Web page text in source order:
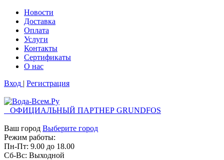
Новости
Доставка
Оплата
Услуги
Контакты
Cертификаты
О нас
Вход | Регистрация
ОФИЦИАЛЬНЫЙ ПАРТНЕР GRUNDFOS
Ваш город Выберите город
Режим работы:
Пн-Пт: 9.00 до 18.00
Сб-Вс: Выходной